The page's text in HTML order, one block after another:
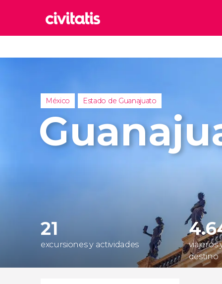
Italia
México Estado de Guanajuato
21
excursiones y actividades
viajeros
destino